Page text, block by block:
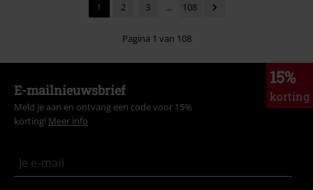
1 2 3 ... 108
Pagina 1 van 108
15%
korting
E-mailnieuwsbrief
Meld je aan en ontvang een code voor 15%
korting! Meer info